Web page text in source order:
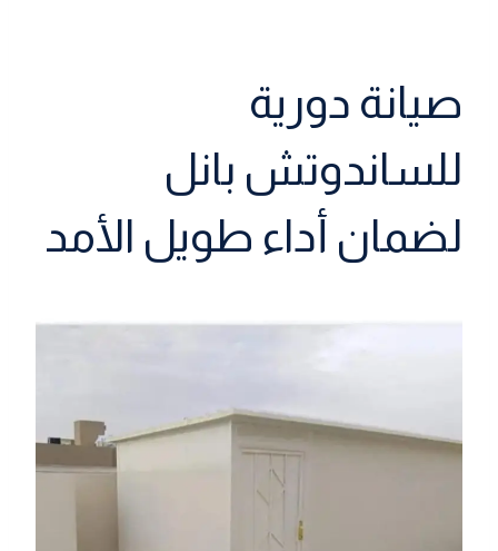
صيانة دورية
للساندوتش بانل
لضمان أداء طويل الأمد